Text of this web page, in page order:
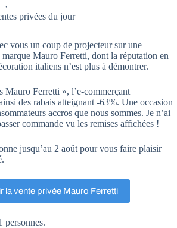
privées du jour
vous un coup de projecteur sur une
marque Mauro Ferretti, dont la réputation en
italiens n’est plus à démontrer.
Mauro Ferretti », l’e-commerçant
des rabais atteignant -63%. Une occasion
accros que nous sommes. Je n’ai
commande vu les remises affichées !
jusqu’au 2 août pour vous faire plaisir
la vente privée Mauro Ferretti
personnes.